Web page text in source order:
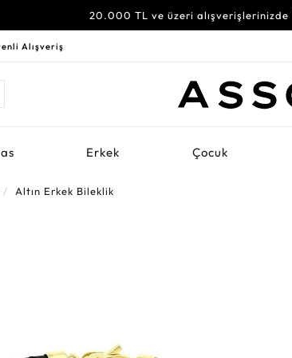
20.000 TL ve üzeri alışverişlerinizde
Alışveriş
Erkek Çocuk
Altın Erkek Bileklik